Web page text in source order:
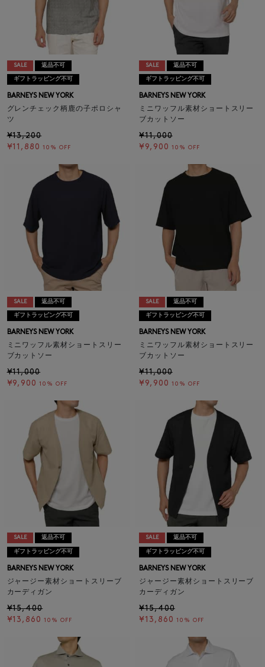
SALE 返品不可
ギフトラッピング不可
BARNEYS NEW YORK
グレンチェック柄鹿の子ポロシャ
ツ
¥13,200
¥11,880 10% OFF
SALE 返品不可
ギフトラッピング不可
BARNEYS NEW YORK
ミニワッフル素材ショートスリー
ブカットソー
¥11,000
¥9,900 10% OFF
SALE 返品不可
ギフトラッピング不可
BARNEYS NEW YORK
ミニワッフル素材ショートスリー
ブカットソー
¥11,000
¥9,900 10% OFF
SALE 返品不可
ギフトラッピング不可
BARNEYS NEW YORK
ミニワッフル素材ショートスリー
ブカットソー
¥11,000
¥9,900 10% OFF
SALE 返品不可
ギフトラッピング不可
BARNEYS NEW YORK
ジャージー素材ショートスリーブ
カーディガン
¥15,400
¥13,860 10% OFF
SALE 返品不可
ギフトラッピング不可
BARNEYS NEW YORK
ジャージー素材ショートスリーブ
カーディガン
¥15,400
¥13,860 10% OFF